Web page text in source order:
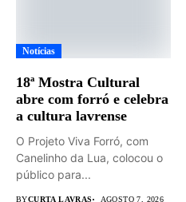
Notícias
18ª Mostra Cultural
abre com forró e celebra
a cultura lavrense
O Projeto Viva Forró, com
Canelinho da Lua, colocou o
público para...
BYCURTA LAVRAS AGOSTO 7, 2026